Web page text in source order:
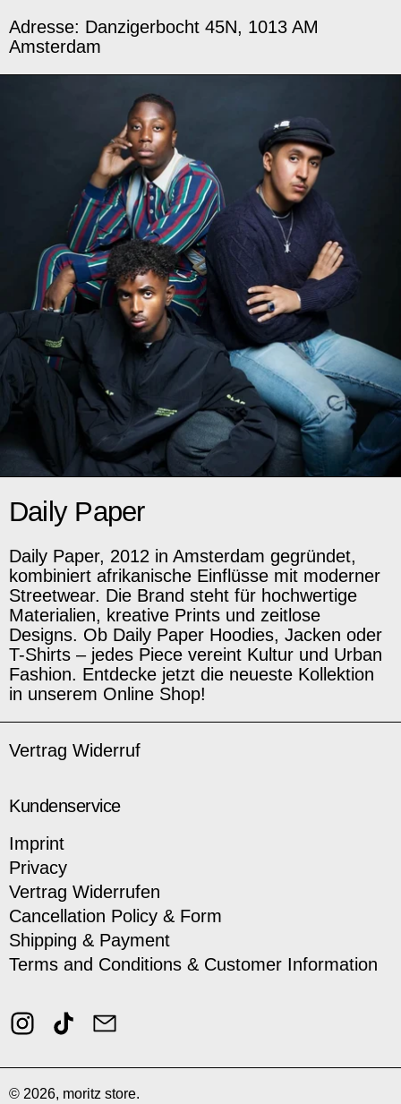
Adresse: Danzigerbocht 45N, 1013 AM
Amsterdam
Daily Paper
Daily Paper, 2012 in Amsterdam gegründet,
kombiniert afrikanische Einflüsse mit moderner
Streetwear. Die Brand steht für hochwertige
Materialien, kreative Prints und zeitlose
Designs. Ob Daily Paper Hoodies, Jacken oder
T-Shirts – jedes Piece vereint Kultur und Urban
Fashion. Entdecke jetzt die neueste Kollektion
in unserem Online Shop!
Vertrag Widerruf
Kundenservice
Imprint
Privacy
Vertrag Widerrufen
Cancellation Policy & Form
Shipping & Payment
Terms and Conditions & Customer Information
Instagram
TikTok
© 2026, moritz store.